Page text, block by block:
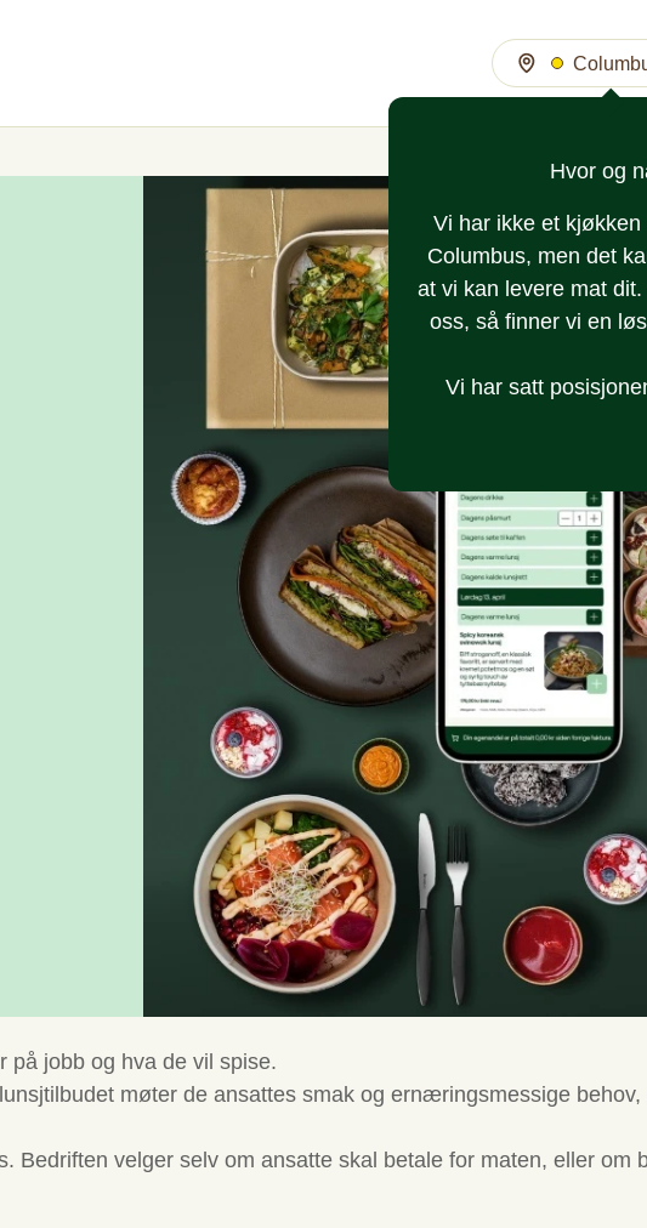
Hvor og
Vi har ikke et
Columbus, men det
at vi kan levere mat dit.
oss, så finner vi en
Vi har satt
på jobb og hva de vil spise.
møter de ansattes smak og ernæringsmessige behov,
Bedriften velger selv om ansatte skal betale for maten, eller om